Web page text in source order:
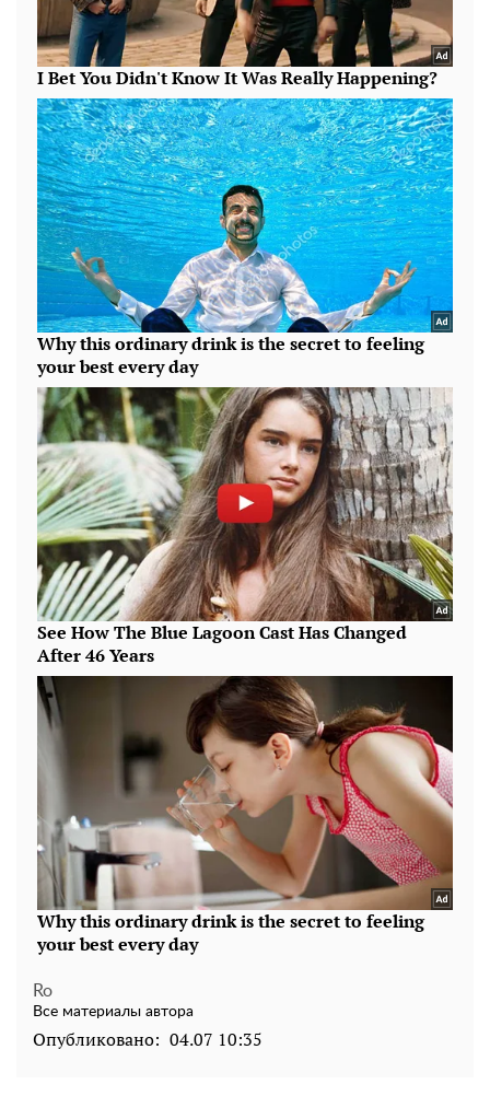
Ro
Все материалы автора
Опубликовано: 04.07 10:35